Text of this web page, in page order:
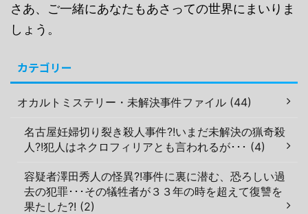
さあ、ご一緒にあなたもあさっての世界にまいりま
しょう。
カテゴリー
オカルトミステリー・未解決事件ファイル (44)
名古屋妊婦切り裂き殺人事件?!いまだ未解決の猟奇殺
人?!犯人はネクロフィリアとも言われるが･･･ (4)
容疑者澤田秀人の怪異?!事件に裏に潜む、恐ろしい過
去の犯罪･･･その犠牲者が３３年の時を超えて復讐を
果たした?! (2)